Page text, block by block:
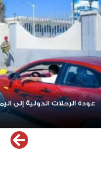
عودة الرحلات الدولية إلى